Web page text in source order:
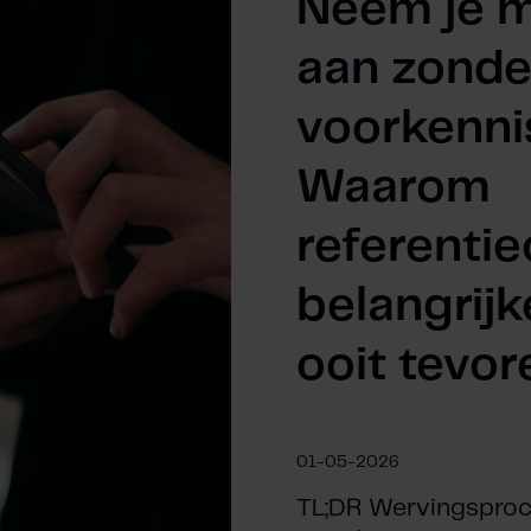
Neem je
aan
Waarom
ooit
01-05-2026
TL;DR